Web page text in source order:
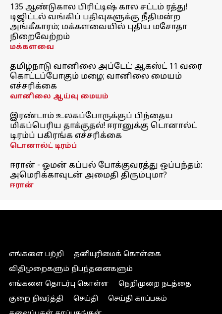
135 ஆண்டுகால பிரிட்டிஷ் கால சட்டம் ரத்து!
டிஜிட்டல் வங்கிப் பதிவுகளுக்கு நீதிமன்ற
அங்கீகாரம்; மக்களவையில் புதிய மசோதா
நிறைவேற்றம்
மக்களவை
தமிழ்நாடு வானிலை அப்டேட்: ஆகஸ்ட் 11 வரை
கொட்டப்போகும் மழை; வானிலை மையம்
எச்சரிக்கை
வானிலை ஆய்வு மையம்
இரண்டாம் உலகப்போருக்குப் பிந்தைய
மிகப்பெரிய தாக்குதல்! ஈரானுக்கு டொனால்ட்
டிரம்ப் பகிரங்க எச்சரிக்கை
டொனால்ட் டிரம்ப்
ஈரான் - ஓமன் கப்பல் போக்குவரத்து ஒப்பந்தம்:
அமெரிக்காவுடன் அமைதி திரும்புமா?
ஈரான்
எங்களை பற்றி
தனியுரிமைக் கொள்கை
விதிமுறைகளும் நிபந்தனைகளும்
எங்களை தொடர்பு கொள்ள
நெறிமுறை நடத்தை
குறை நிவர்த்தி
செய்தி
செய்தி காப்பகம்